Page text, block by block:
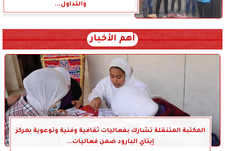
والتداول...
أهم الأخبار
المكتبة المتنقلة تشارك بفعاليات ثقافية وفنية وتوعوية بمركز
إيتاي البارود ضمن فعاليات...